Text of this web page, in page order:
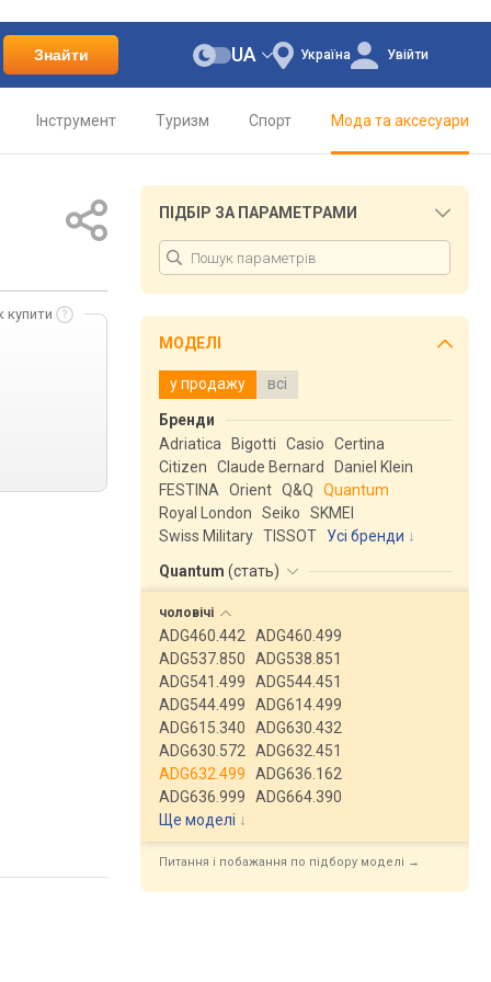
Знайти Україна
UA Увійти
Інструмент Туризм Спорт Мода та аксесуари
купити
ПІДБІР ЗА ПАРАМЕТРАМИ
МОДЕЛІ
у продажу всі
Бренди
Adriatica
Bigotti Casio
Certina
Citizen
Claude Bernard
Daniel Klein
FESTINA
Orient Q&Q
Quantum
Royal London
Seiko
SKMEI
Swiss Military TISSOT
Усі бренди
Quantum (стать)
чоловічі
ADG460.442
ADG460.499
ADG537.850
ADG538.851
ADG541.499
ADG544.451
ADG544.499
ADG614.499
ADG615.340
ADG630.432
ADG630.572
ADG632.451
ADG632.499
ADG636.162
ADG636.999
ADG664.390
Ще моделі ↓
Питання і побажання по підбору моделі →